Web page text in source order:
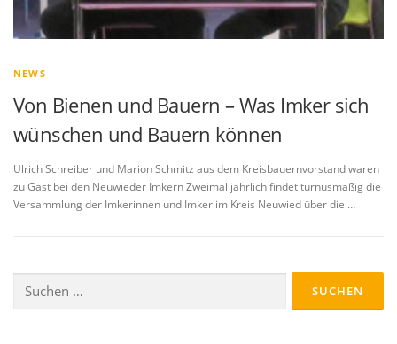
NEWS
Von Bienen und Bauern – Was Imker sich
wünschen und Bauern können
Ulrich Schreiber und Marion Schmitz aus dem Kreisbauernvorstand waren
zu Gast bei den Neuwieder Imkern Zweimal jährlich findet turnusmäßig die
Versammlung der Imkerinnen und Imker im Kreis Neuwied über die …
nach: